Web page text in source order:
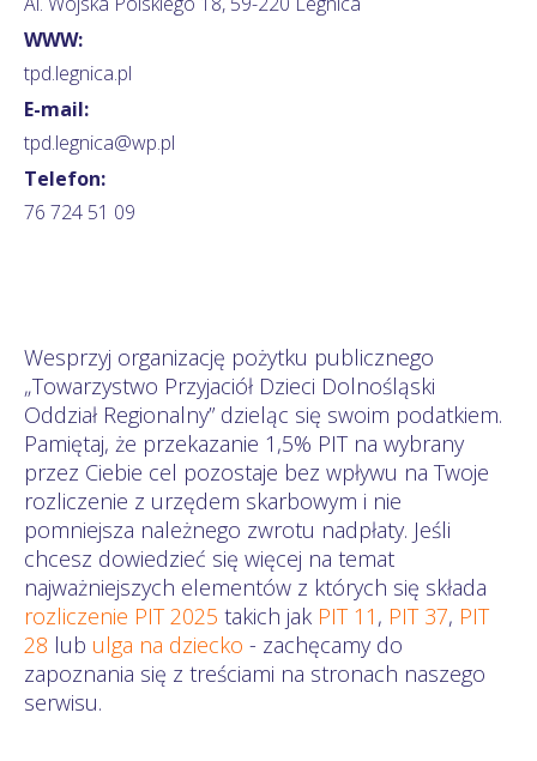
WWW:
tpd.legnica.pl
E-mail:
tpd.legnica@wp.pl
Telefon:
76 724 51 09
Wesprzyj organizację pożytku publicznego
„Towarzystwo Przyjaciół Dzieci Dolnośląski
Oddział Regionalny” dzieląc się swoim podatkiem.
Pamiętaj, że przekazanie 1,5% PIT na wybrany
przez Ciebie cel pozostaje bez wpływu na Twoje
rozliczenie z urzędem skarbowym i nie
pomniejsza należnego zwrotu nadpłaty. Jeśli
chcesz dowiedzieć się więcej na temat
najważniejszych elementów z których się składa
rozliczenie PIT 2025 takich jak PIT 11 , PIT 37, PIT
28 lub ulga na dziecko - zachęcamy do
zapoznania się z treściami na stronach naszego
serwisu.